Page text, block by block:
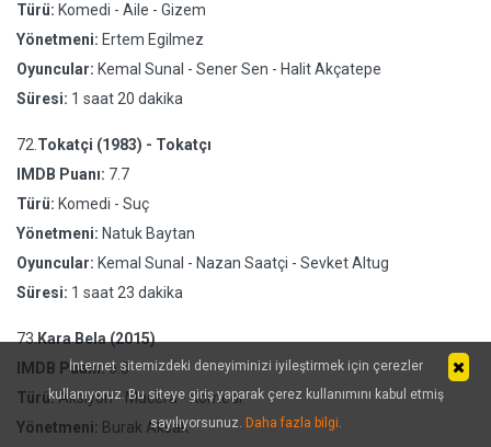
Türü: Komedi - Aile - Gizem
Yönetmeni: Ertem Egilmez
Oyuncular: Kemal Sunal - Sener Sen - Halit Akçatepe
Süresi: 1 saat 20 dakika
72. Tokatçi (1983) - Tokatçı
IMDB Puanı: 7.7
Türü: Komedi - Suç
Yönetmeni: Natuk Baytan
Oyuncular: Kemal Sunal - Nazan Saatçi - Sevket Altug
Süresi: 1 saat 23 dakika
73.Kara Bela (2015)
IMDB Puanı:6.8
Türü:Aksiyon - Macera - Komedi
Yönetmeni: Burak Aksak
İnternet sitemizdeki deneyiminizi iyileştirmek için çerezler
kullanıyoruz. Bu siteye giriş yaparak çerez kullanımını kabul etmiş
sayılıyorsunuz. Daha fazla bilgi.